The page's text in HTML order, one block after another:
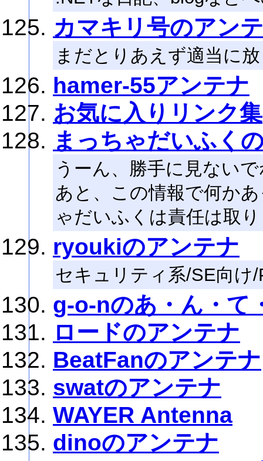
カマキリ号のアン
まだとりあえず適当に
hamer-55アンテナ
お気に入りリンク集
まっちゃだいふく
うーん、勝手に見ない
あと、この情報で何か
ゃだいふくは責任は取
ryoukiのアンテナ
セキュリティ系/SE向け
g-o-nのあ・ん・て
ロードのアンテナ
BeatFanのアンテナ
swatのアンテナ
WAYER Antenna
dinoのアンテナ